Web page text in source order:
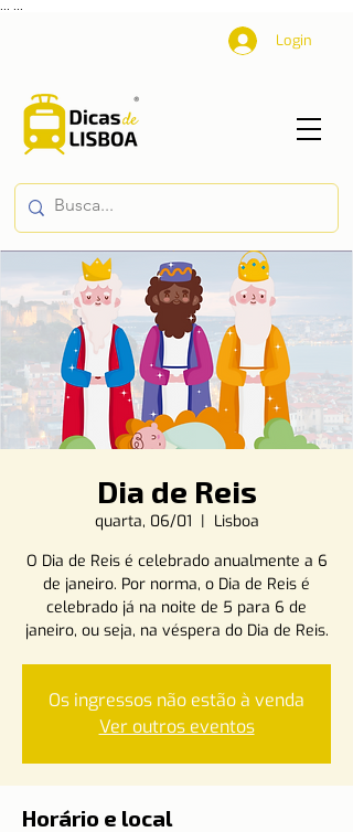
Login
Dia de Reis
quarta, 06/01
  |
Lisboa
O Dia de Reis é celebrado anualmente a 6
de janeiro. Por norma, o Dia de Reis é
celebrado já na noite de 5 para 6 de
janeiro, ou seja, na véspera do Dia de Reis.
Os ingressos não estão à venda
Ver outros eventos
Horário e local